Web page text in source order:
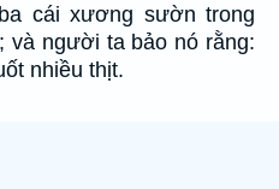
cái xương sườn trong
và người ta bảo nó rằng:
nhiều thịt.